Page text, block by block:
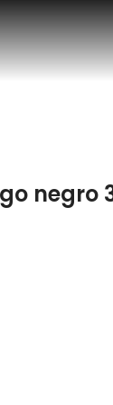
negro